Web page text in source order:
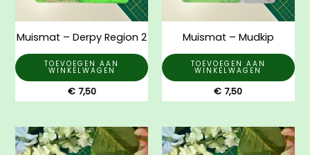
Muismat – Derpy Region 2
TOEVOEGEN AAN
WINKELWAGEN
€7,50
Muismat – Mudkip
TOEVOEGEN AAN
WINKELWAGEN
€ 7,50